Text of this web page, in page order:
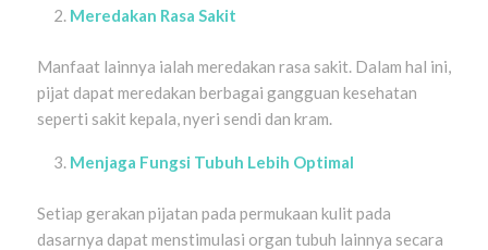
Meredakan Rasa Sakit
Manfaat lainnya ialah meredakan rasa sakit. Dalam hal ini,
pijat dapat meredakan berbagai gangguan kesehatan
seperti sakit kepala, nyeri sendi dan kram.
Menjaga Fungsi Tubuh Lebih Optimal
Setiap gerakan pijatan pada permukaan kulit pada
dasarnya dapat menstimulasi organ tubuh lainnya secara